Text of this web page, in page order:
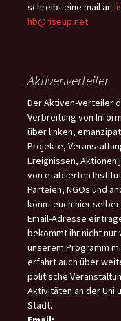
schreibt eine mail an
hb@riseup.net
Aktivenverteiler
Der Aktiven-Verteiler
Verbreitung von
über linken,
Projekte,
Ereignissen, Aktionen
von etablierten
Parteien, NGOs und
könnt euch hier
Email-Adresse
bekommt ihr nicht nur
unserem Programm
erfahrt auch über
politische
Aktivitäten an der Uni
Stadt.